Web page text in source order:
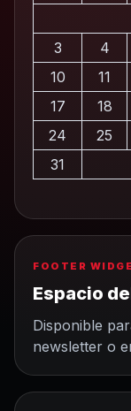
3
4
10
11
17
18
24
25
31
FOOTER
Espacio
Disponible
newsletter o